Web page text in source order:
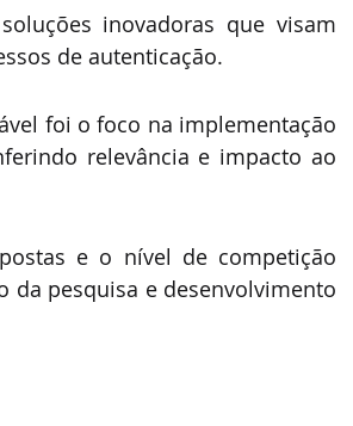
inovadoras que visam
de autenticação.
foi o foco na implementação
relevância e impacto ao
e o nível de competição
da pesquisa e desenvolvimento